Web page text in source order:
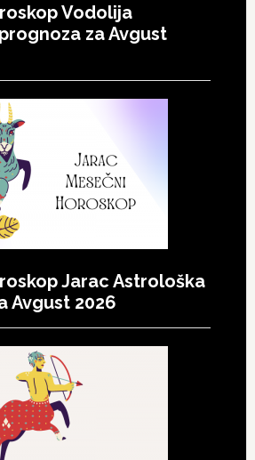
Vodolija
za Avgust
Jarac Astrološka
Avgust 2026